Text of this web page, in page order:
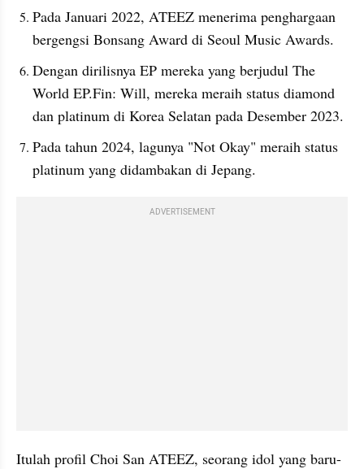
Pada Januari 2022, ATEEZ menerima penghargaan
bergengsi Bonsang Award di Seoul Music Awards.
Dengan dirilisnya EP mereka yang berjudul The
World EP.Fin: Will, mereka meraih status diamond
dan platinum di Korea Selatan pada Desember 2023.
Pada tahun 2024, lagunya "Not Okay" meraih status
platinum yang didambakan di Jepang.
ADVERTISEMENT
Itulah profil Choi San ATEEZ, seorang idol yang baru-